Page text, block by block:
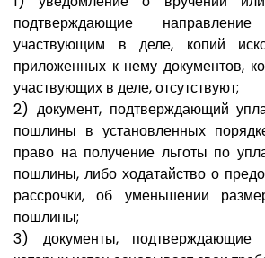
подтверждающие
участвующим в деле, копий
приложенных к нему документов,
участвующих в деле, отсутствуют;
2) документ, подтверждающий
пошлины в установленных
право на получение льготы по
пошлины, либо ходатайство о
рассрочки, об уменьшении
пошлины;
3) документы, подтверждающие